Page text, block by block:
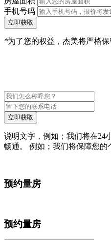
手机号码
立即获取
*为了您的权益，杰美将严格
立即获取
说明文字，例如；我们将在24
畅通。 例如；我们将保障您的
预约量房
预约量房